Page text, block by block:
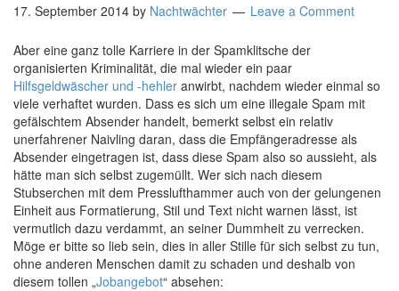
17. September 2014 by Nachtwächter Leave a Comment
Aber eine ganz tolle Karriere in der Spamklitsche der
organisierten Kriminalität, die mal wieder ein paar
Hilfsgeldwäscher und -hehler anwirbt, nachdem wieder einmal so
viele verhaftet wurden. Dass es sich um eine illegale Spam mit
gefälschtem Absender handelt, bemerkt selbst ein relativ
unerfahrener Naivling daran, dass die Empfängeradresse als
Absender eingetragen ist, dass diese Spam also so aussieht, als
hätte man sich selbst zugemüllt. Wer sich nach diesem
Stubserchen mit dem Presslufthammer auch von der gelungenen
Einheit aus Formatierung, Stil und Text nicht warnen lässt, ist
vermutlich dazu verdammt, an seiner Dummheit zu verrecken.
Möge er bitte so lieb sein, dies in aller Stille für sich selbst zu tun,
ohne anderen Menschen damit zu schaden und deshalb von
diesem tollen „Jobangebot“ absehen: